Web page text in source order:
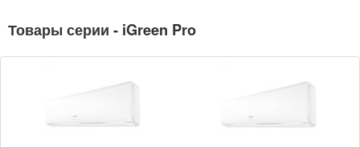
Товары серии - iGreen Pro